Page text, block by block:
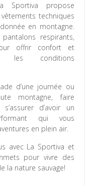
Sportiva propose
techniques
en montagne.
respirants,
offrir confort et
les conditions
d’une journée ou
montagne, faire
d’avoir un
qui vous
en plein air.
avec La Sportiva et
pour vivre des
la nature sauvage!